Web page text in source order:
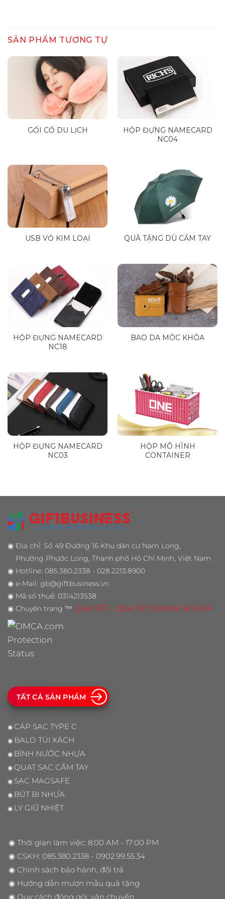
SẢN PHẨM TƯƠNG TỰ
GỐI CỔ DU LỊCH
HỘP ĐỰNG NAMECARD
NC04
USB VỎ KIM LOẠI QUÀ TẶNG DÙ CẦM TAY
HỘP ĐỰNG NAMECARD
NC18
BAO DA MÓC KHÓA
HỘP ĐỰNG NAMECARD
NC03
HỘP MÔ HÌNH
CONTAINER
◉ Địa chỉ: Số 49 Đường 16 Khu dân cư Nam Long,
Phường Phước Long, Thành phố Hồ Chí Minh, Việt Nam
◉ Hotline: 085.380.2338 - 028.2213.8900
◉ e-Mail: gb@giftbusiness.vn
◉ Mã số thuế: 0314213538
◉ Chuyên trang ™ QUÀ TẾT - QUÀ TẾT DOANH NGHIỆP
TẤT CẢ SẢN PHẨM
◉ CÁP SẠC TYPE C
◉ BALO TÚI XÁCH
◉ BÌNH NƯỚC NHỰA
◉ QUẠT SẠC CẦM TAY
◉ SẠC MAGSAFE
◉ BÚT BI NHỰA
◉ LY GIỮ NHIỆT
◉ Thời gian làm việc: 8:00 AM - 17:00 PM
◉ CSKH: 085.380.2338 - 0902.99.55.34
◉ Chính sách bảo hành, đổi trả
◉ Hướng dẫn mượn mẫu quà tặng
◉ Quy cách đóng gói, vận chuyển